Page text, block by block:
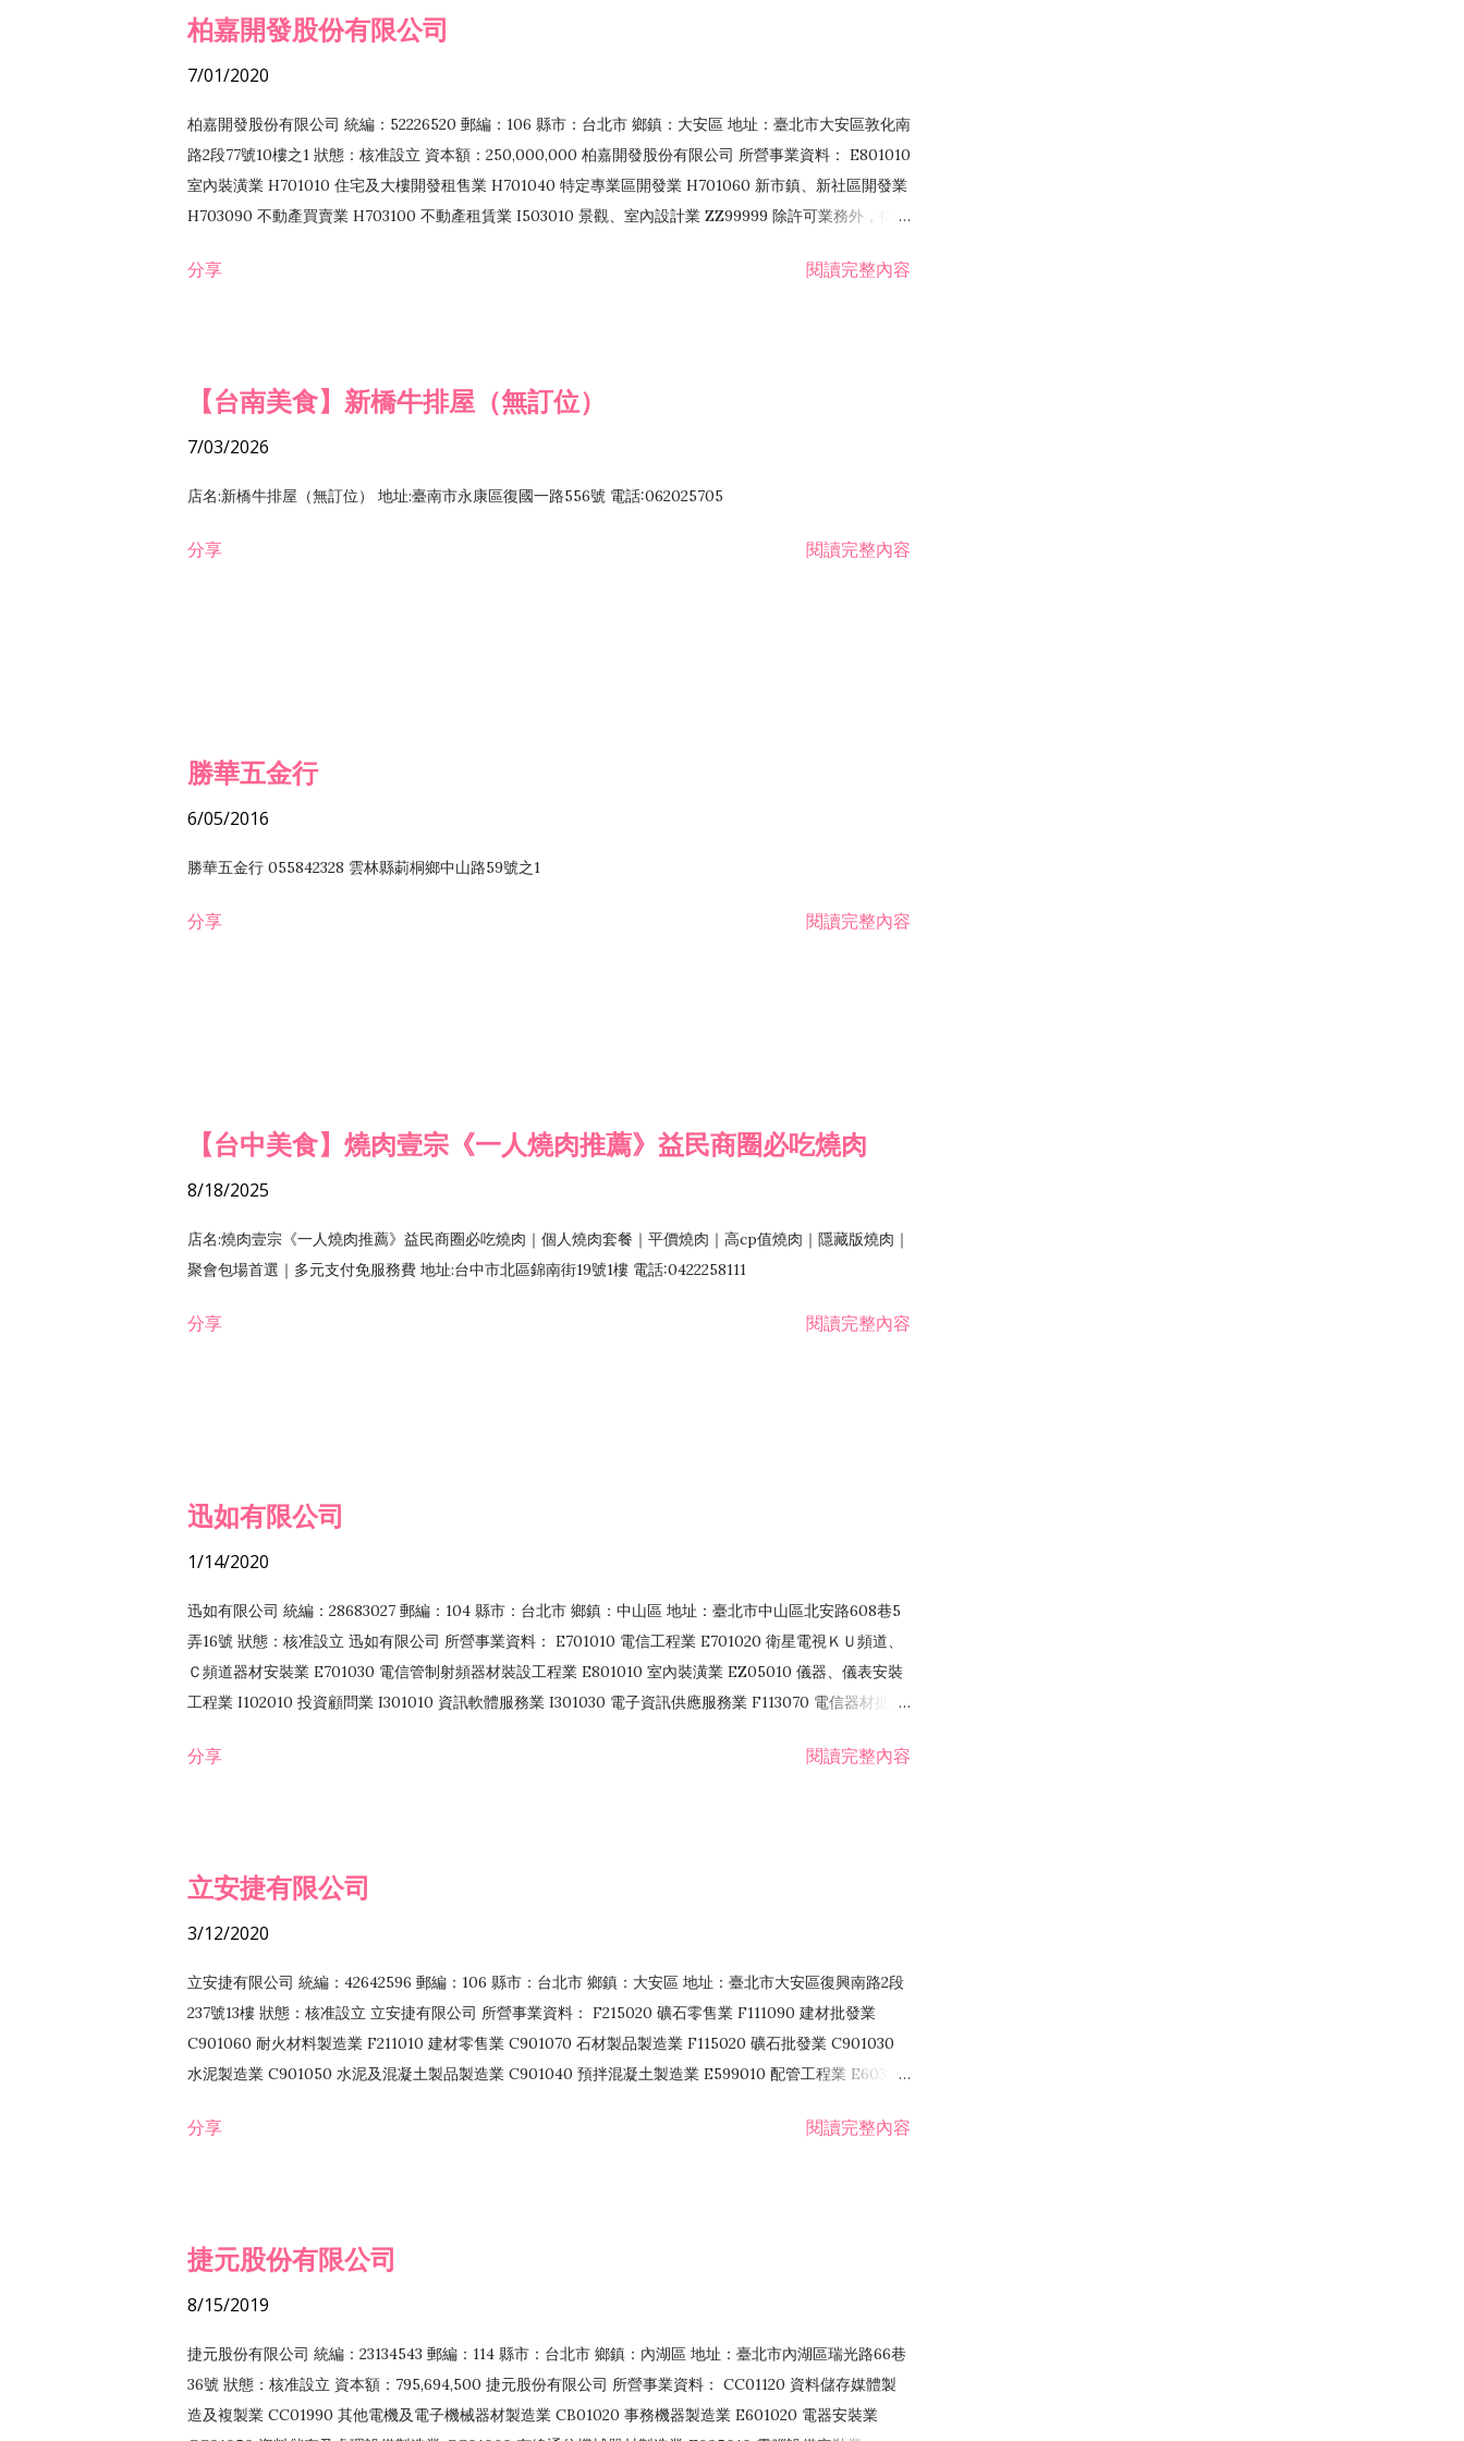
柏嘉開發股份有限公司
7/01/2020
柏嘉開發股份有限公司 統編：52226520 郵編：106 縣市：台北市 鄉鎮：大安區 地址：臺北市大安區敦化南
路2段77號10樓之1 狀態：核准設立 資本額：250,000,000 柏嘉開發股份有限公司 所營事業資料： E801010
室內裝潢業 H701010 住宅及大樓開發租售業 H701040 特定專業區開發業 H701060 新市鎮、新社區開發業
H703090 不動產買賣業 H703100 不動產租賃業 I503010 景觀、室內設計業 ZZ99999 除許可業務外，得經
分享 閱讀完整內容
【台南美食】新橋牛排屋（無訂位）
7/03/2026
店名:新橋牛排屋（無訂位） 地址:臺南市永康區復國一路556號 電話:062025705
分享 閱讀完整內容
勝華五金行
6/05/2016
勝華五金行 055842328 雲林縣莿桐鄉中山路59號之1
分享 閱讀完整內容
【台中美食】燒肉壹宗《一人燒肉推薦》益民商圈必吃燒肉
8/18/2025
店名:燒肉壹宗《一人燒肉推薦》益民商圈必吃燒肉｜個人燒肉套餐｜平價燒肉｜高cp值燒肉｜隱藏版燒肉｜
聚會包場首選｜多元支付免服務費 地址:台中市北區錦南街19號1樓 電話:0422258111
分享 閱讀完整內容
迅如有限公司
1/14/2020
迅如有限公司 統編：28683027 郵編：104 縣市：台北市 鄉鎮：中山區 地址：臺北市中山區北安路608巷5
弄16號 狀態：核准設立 迅如有限公司 所營事業資料： E701010 電信工程業 E701020 衛星電視ＫＵ頻道、
Ｃ頻道器材安裝業 E701030 電信管制射頻器材裝設工程業 E801010 室內裝潢業 EZ05010 儀器、儀表安裝
工程業 I102010 投資顧問業 I301010 資訊軟體服務業 I301030 電子資訊供應服務業 F113070 電信器材批發
務 F102030 菸酒批發業 F203020 菸酒零售業 F401171 酒類輸入業
分享 閱讀完整內容
立安捷有限公司
3/12/2020
立安捷有限公司 統編：42642596 郵編：106 縣市：台北市 鄉鎮：大安區 地址：臺北市大安區復興南路2段
237號13樓 狀態：核准設立 立安捷有限公司 所營事業資料： F215020 礦石零售業 F111090 建材批發業
C901060 耐火材料製造業 F211010 建材零售業 C901070 石材製品製造業 F115020 礦石批發業 C901030
水泥製造業 C901050 水泥及混凝土製品製造業 C901040 預拌混凝土製造業 E599010 配管工程業 E603110
EZ99990 其他工程業 F102170 食品什貨批發業 F106020 日常用品批發業 F108031 醫療器材批發業
分享 閱讀完整內容
捷元股份有限公司
8/15/2019
捷元股份有限公司 統編：23134543 郵編：114 縣市：台北市 鄉鎮：內湖區 地址：臺北市內湖區瑞光路66巷
36號 狀態：核准設立 資本額：795,694,500 捷元股份有限公司 所營事業資料： CC01120 資料儲存媒體製
造及複製業 CC01990 其他電機及電子機械器材製造業 CB01020 事務機器製造業 E601020 電器安裝業